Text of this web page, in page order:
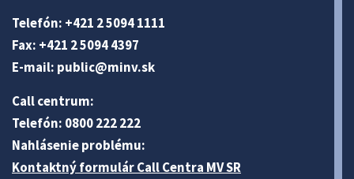
Telefón: +421 2 5094 1111
Fax: +421 2 5094 4397
E-mail: public@minv.sk
Call centrum:
Telefón: 0800 222 222
Nahlásenie problému:
Kontaktný formulár Call Centra MV SR